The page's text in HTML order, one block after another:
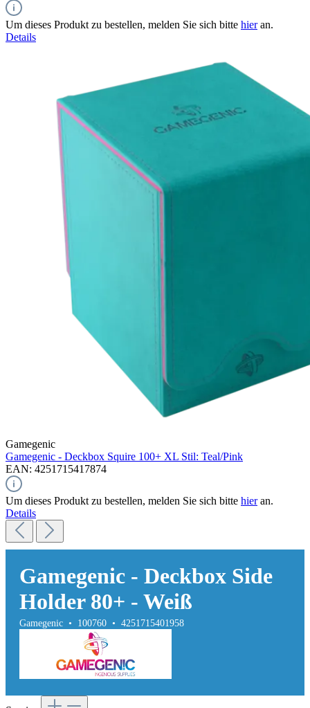
Um dieses Produkt zu bestellen, melden Sie sich bitte hieran.
Details
Gamegenic
Gamegenic - Deckbox Squire 100+ XL Stil: Teal/Pink
EAN: 4251715417874
Um dieses Produkt zu bestellen, melden Sie sich bitte hieran.
Details
Gamegenic - Deckbox Side
Holder 80+ - Weiß
Gamegenic • 100760 • 4251715401958